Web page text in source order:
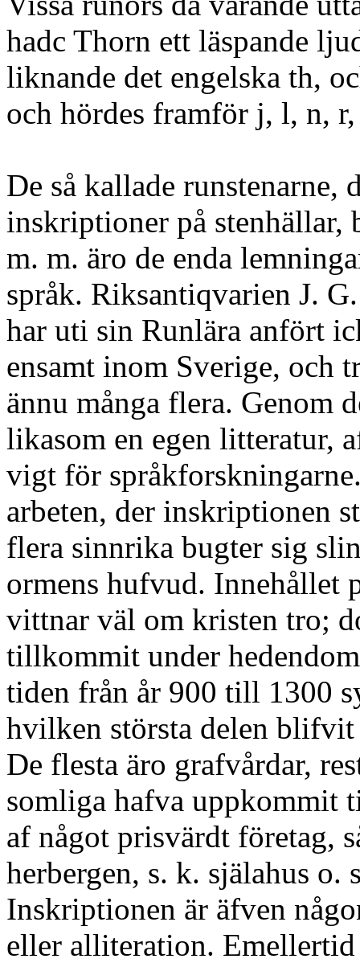
hadc Thorn ett läspande
liknande det engelska th,
och hördes framför j, l, n,
De så kallade runstenarne,
inskriptioner på stenhällar,
m. m. äro de enda
språk. Riksantiqvarien J.
har uti sin Runlära anfört
ensamt inom Sverige, och
ännu många flera. Genom
likasom en egen litteratur,
vigt för
arbeten, der inskriptionen
flera sinnrika bugter sig
ormens hufvud. Innehållet
vittnar väl om kristen tro;
tillkommit under
tiden från år 900 till 1300
hvilken största delen blifvit
De flesta äro grafvårdar,
somliga hafva uppkommit
af något prisvärdt företag,
herbergen, s. k. själahus o.
Inskriptionen är äfven
eller alliteration.